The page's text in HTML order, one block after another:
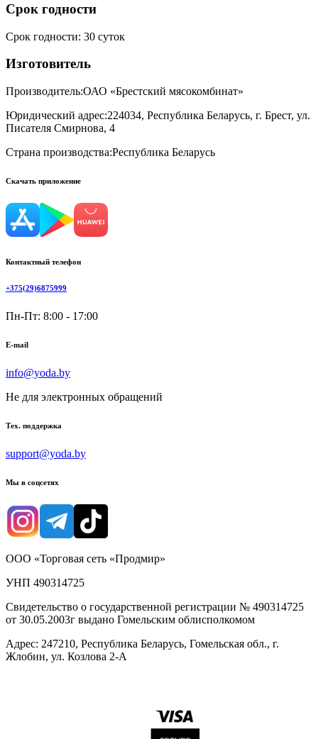
Срок годности
Срок годности: 30 суток
Изготовитель
Производитель:ОАО «Брестский мясокомбинат»
Юридический адрес:224034, Республика Беларусь, г. Брест, ул.
Писателя Смирнова, 4
Страна производства:Республика Беларусь
Скачать приложение
Контактный телефон
+375(29)6875999
Пн-Пт: 8:00 - 17:00
E-mail
info@yoda.by
Не для электронных обращений
Тех. поддержка
support@yoda.by
Мы в соцсетях
ООО «Торговая сеть «Продмир»
УНП 490314725
Свидетельство о государственной регистрации № 490314725
от 30.05.2003г выдано Гомельским облисполкомом
Адрес: 247210, Республика Беларусь, Гомельская обл., г.
Жлобин, ул. Козлова 2-А